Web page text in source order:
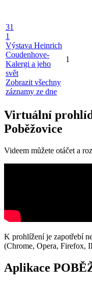
31
1
Výstava Heinrich
Coudenhove-
Kalergi a jeho
svět
Zobrazit všechny
záznamy ze dne
1
Virtuální
Poběžovice
Videem můžete otáčet a
K prohlížení je zapotřebí
(Chrome, Opera, Firefox,
Aplikace